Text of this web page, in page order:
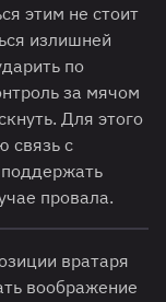
этим не стоит
излишней
по
за мячом
Для этого
связь с
провала.
вратаря
воображение